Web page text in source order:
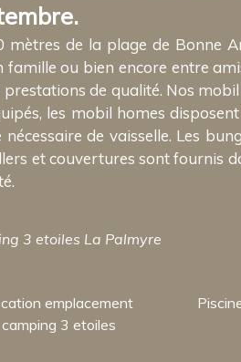
de la plage de Bonne
ou bien encore entre
de qualité. Nos
les mobil homes
de vaisselle. Les
et couvertures sont fournis
3 etoiles La Palmyre
emplacement
camping 3 etoiles